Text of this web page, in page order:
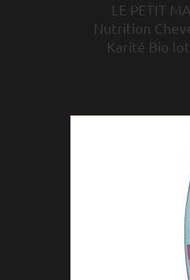
LE PETIT
Nutrition
Karité Bio